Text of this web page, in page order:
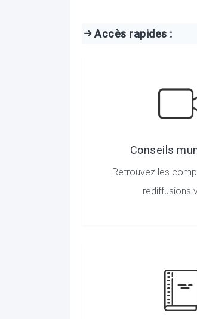
Accès rapides :
Conseils
Retrouvez les
rediffusions